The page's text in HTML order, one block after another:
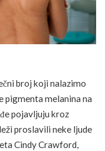
broj koji nalazimo
pigmenta melanina na
pojavljuju kroz
proslavili neke ljude
Cindy Crawford,